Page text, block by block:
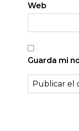
Web
Guarda mi